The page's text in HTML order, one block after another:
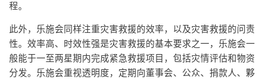
程。
此外，乐施会同样注重灾害救援的效率，以及灾害救援的问责
性。效率高、时效性强是灾害救援的基本要求之一，乐施会一
般能于一至两星期内完成紧急救援项目，包括灾情评估和物资
分发。乐施会重视透明度，定期向董事会、公众、捐款人、夥